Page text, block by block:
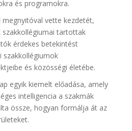
és programokra.
megnyitóval vette kezdetét,
szakkollégiumai tartottak
érdekes betekintést
szakkollégiumok
és közösségi életébe.
egyik kiemelt előadása, amely
intelligencia a szakmák
össze, hogyan formálja át az